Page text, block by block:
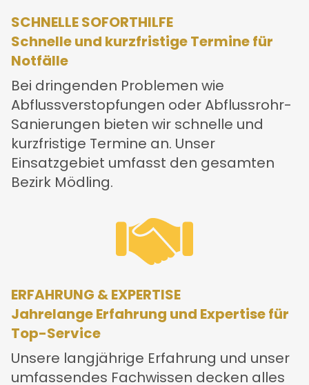
SCHNELLE SOFORTHILFE
Schnelle und kurzfristige Termine für
Notfälle
Bei dringenden Problemen wie
Abflussverstopfungen oder Abflussrohr-
Sanierungen bieten wir schnelle und
kurzfristige Termine an. Unser
Einsatzgebiet umfasst den gesamten
Bezirk Mödling.
ERFAHRUNG & EXPERTISE
Jahrelange Erfahrung und Expertise für
Top-Service
Unsere langjährige Erfahrung und unser
umfassendes Fachwissen decken alles